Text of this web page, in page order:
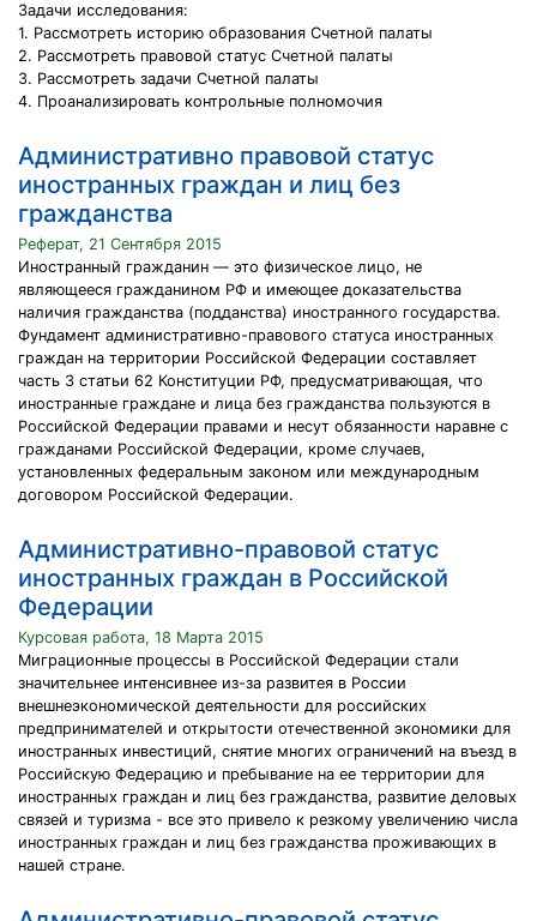
Задачи исследования:
1. Рассмотреть историю образования Счетной палаты
2. Рассмотреть правовой статус Счетной палаты
3. Рассмотреть задачи Счетной палаты
4. Проанализировать контрольные полномочия
Административно правовой статус
иностранных граждан и лиц без
гражданства
Реферат, 21 Сентября 2015
Иностранный гражданин — это физическое лицо, не
являющееся гражданином РФ и имеющее доказательства
наличия гражданства (подданства) иностранного государства.
Фундамент административно-правового статуса иностранных
граждан на территории Российской Федерации составляет
часть 3 статьи 62 Конституции РФ, предусматривающая, что
иностранные граждане и лица без гражданства пользуются в
Российской Федерации правами и несут обязанности наравне с
гражданами Российской Федерации, кроме случаев,
установленных федеральным законом или международным
договором Российской Федерации.
Административно-правовой статус
иностранных граждан в Российской
Федерации
Курсовая работа, 18 Марта 2015
Миграционные процессы в Российской Федерации стали
значительнее интенсивнее из-за развитея в России
внешнеэкономической деятельности для российских
предпринимателей и открытости отечественной экономики для
иностранных инвестиций, снятие многих ограничений на въезд в
Российскую Федерацию и пребывание на ее территории для
иностранных граждан и лиц без гражданства, развитие деловых
связей и туризма - все это привело к резкому увеличению числа
иностранных граждан и лиц без гражданства проживающих в
нашей стране.